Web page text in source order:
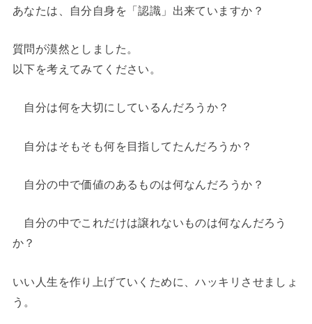
あなたは、自分自身を「認識」出来ていますか？
質問が漠然としました。
以下を考えてみてください。
自分は何を大切にしているんだろうか？
自分はそもそも何を目指してたんだろうか？
自分の中で価値のあるものは何なんだろうか？
自分の中でこれだけは譲れないものは何なんだろう
か？
いい人生を作り上げていくために、ハッキリさせましょ
う。